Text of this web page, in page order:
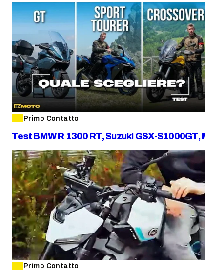
Primo Contatto
Test BMW R 1300 RT, Suzuki GSX-
Primo Contatto